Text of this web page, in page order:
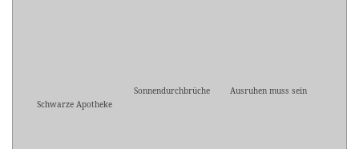
Schwarze Apotheke
Sonnendurchbrüche Ausruhen muss sein